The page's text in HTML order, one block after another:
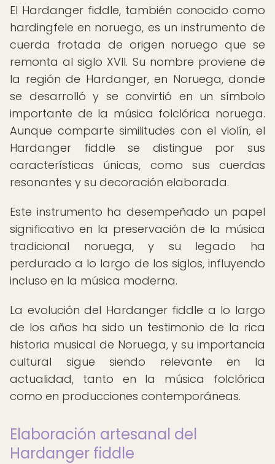
El Hardanger fiddle, también conocido como
hardingfele en noruego, es un instrumento de
cuerda frotada de origen noruego que se
remonta al siglo XVII. Su nombre proviene de
la región de Hardanger, en Noruega, donde
se desarrolló y se convirtió en un símbolo
importante de la música folclórica noruega.
Aunque comparte similitudes con el violín, el
Hardanger fiddle se distingue por sus
características únicas, como sus cuerdas
resonantes y su decoración elaborada.
Este instrumento ha desempeñado un papel
significativo en la preservación de la música
tradicional noruega, y su legado ha
perdurado a lo largo de los siglos, influyendo
incluso en la música moderna.
La evolución del Hardanger fiddle a lo largo
de los años ha sido un testimonio de la rica
historia musical de Noruega, y su importancia
cultural sigue siendo relevante en la
actualidad, tanto en la música folclórica
como en producciones contemporáneas.
Elaboración artesanal del
Hardanger fiddle